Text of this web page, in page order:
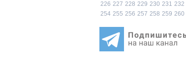
226 227 228 229 230 231 232
254 255 256 257 258 259 260